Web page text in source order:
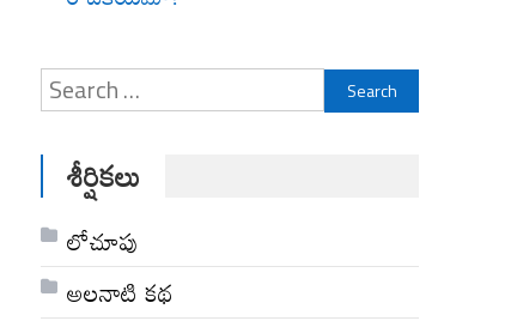
Search
for:
శీర్షికలు
లోచూపు
అల‌నాటి క‌థ‌